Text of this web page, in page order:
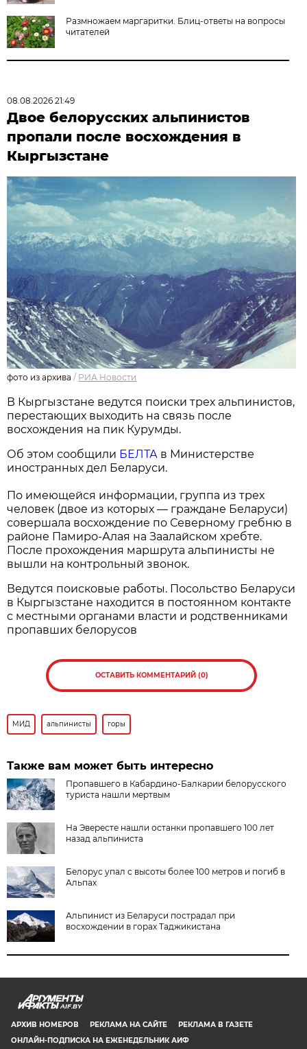
Размножаем маргаритки. Блиц-ответы на вопросы
читателей
08.08.2026 21:49
Двое белорусских альпинистов
пропали после восхождения в
Кыргызстане
фото из архива / РИА Новости
В Кыргызстане ведутся поиски трех альпинистов,
перестающих выходить на связь после
восхождения на пик Курумды.
Об этом сообщили БЕЛТА в Министерстве
иностранных дел Беларуси.
По имеющейся информации, группа из трех
человек (двое из которых — граждане Беларуси)
совершала восхождение по Северному гребню в
районе Памиро-Алая на Заалайском хребте.
После прохождения маршрута альпинисты не
вышли на контрольный звонок.
Ведутся поисковые работы. Посольство Беларуси
в Кыргызстане находится в постоянном контакте
с местными органами власти и родственниками
пропавших белорусов
ОСТАВИТЬ КОММЕНТАРИЙ (0)
МИД альпинисты горы
Также вам может быть интересно
Пропавшего в Кабардино-Балкарии белорусского
туриста нашли мертвым
На Эвересте нашли останки пропавшего 100 лет
назад альпиниста
Белорус упал с высоты более 100 метров и погиб в
Альпах
Альпинист из Беларуси пострадал при
восхождении в горах Таджикистана
AIF.BY
АРХИВ НОМЕРОВ РЕКЛАМА НА САЙТЕ
РЕКЛАМА В ГАЗЕТЕ
ОНЛАЙН-ПОДПИСКА НА ЕЖЕНЕДЕЛЬНИК АИФ